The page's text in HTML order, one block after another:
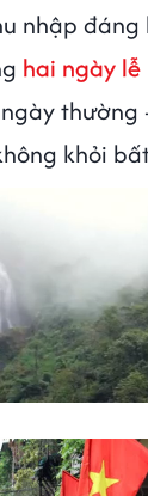
nhập đáng
hai ngày lễ
thường
khỏi